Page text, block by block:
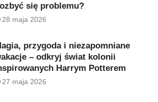
się problemu?
28 maja 2026
przygoda i niezapomniane
– odkryj świat kolonii
Harrym Potterem
27 maja 2026